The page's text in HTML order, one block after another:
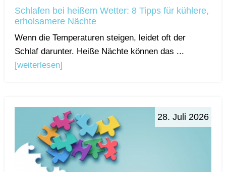
Schlafen bei heißem Wetter: 8 Tipps für kühlere,
erholsamere Nächte
Wenn die Temperaturen steigen, leidet oft der
Schlaf darunter. Heiße Nächte können das ...
[weiterlesen]
28. Juli 2026